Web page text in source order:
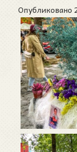
Опубликовано